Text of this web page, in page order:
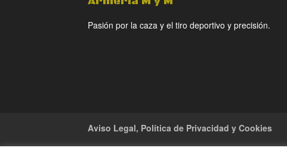
Pasión por la caza y el tiro deportivo y precisión.
Aviso Legal, Política de Privacidad y Cookies